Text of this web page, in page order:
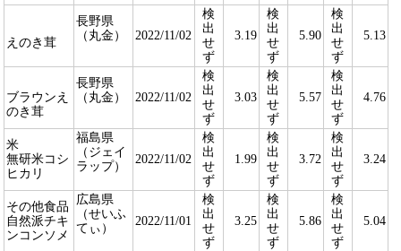
えのき茸
長野県
（丸金）
2022/11/02
検
出
せ
ず
3.19
検
出
せ
ず
5.90
検
出
せ
ず
5.13
ブラウンえ
のき茸
長野県
（丸金）
2022/11/02
検
出
せ
ず
3.03
検
出
せ
ず
5.57
検
出
せ
ず
4.76
米
無研米コシ
ヒカリ
福島県
（ジェイ
ラップ）
2022/11/02
検
出
せ
ず
1.99
検
出
せ
ず
3.72
検
出
せ
ず
3.24
その他食品
自然派チキ
ンコンソメ
広島県
（せいふ
てぃ）
2022/11/01
検
出
せ
ず
3.25
検
出
せ
ず
5.86
検
出
せ
ず
5.04